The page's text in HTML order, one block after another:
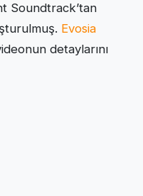
Soundtrack’tan
Evosia
detaylarını